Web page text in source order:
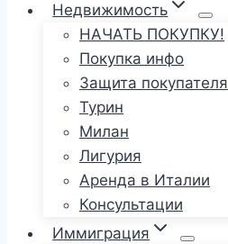
Недвижимость
НАЧАТЬ ПОКУПКУ!
Покупка инфо
Защита покупателя
Турин
Милан
Лигурия
Аренда в Италии
Консультации
Иммиграция